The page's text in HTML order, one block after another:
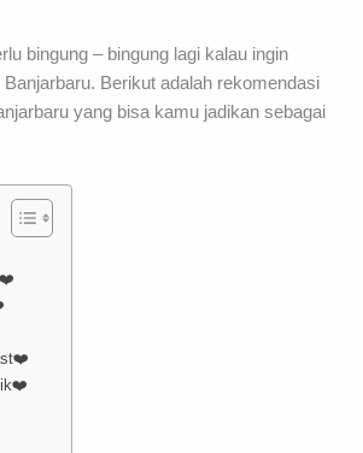
bingung – bingung lagi kalau ingin
Berikut adalah rekomendasi
yang bisa kamu jadikan sebagai